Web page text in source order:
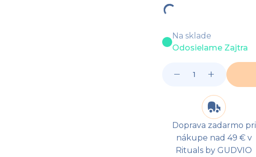
Na sklade
Odosielame Zajtra
Doprava zadarmo pri
nákupe nad 49 € v
Rituals by GUDVIO